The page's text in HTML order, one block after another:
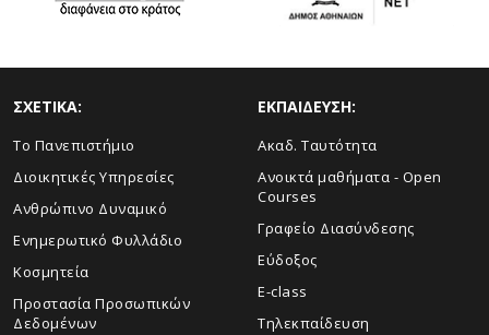
ΣΧΕΤΙΚΑ:
Το Πανεπιστήμιο
Διοικητικές Υπηρεσίες
Ανθρώπινο Δυναμικό
Ενημερωτικό Φυλλάδιο
Κοσμητεία
Προστασία Προσωπικών
Δεδομένων
ΕΚΠΑΙΔΕΥΣΗ:
Ακαδ. Ταυτότητα
Ανοικτά μαθήματα - Open
Courses
Γραφείο Διασύνδεσης
Εύδοξος
E-class
Τηλεκπαίδευση